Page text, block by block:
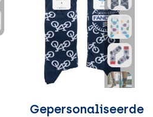
Gepersonaliseerde